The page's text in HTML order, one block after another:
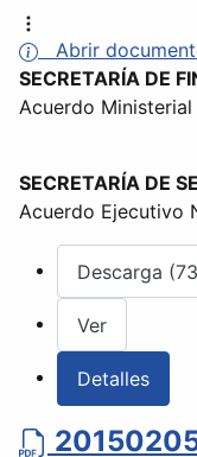
Abrir
SECRETARÍA DE
Acuerdo Ministerial
SECRETARÍA DE
Acuerdo Ejecutivo
Descarga
Ver
Detalles